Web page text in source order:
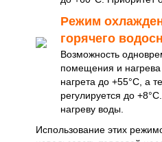
Режим
горячего
Возможность
помещения и
нагрета до +55°C, а
регулируется до
нагреву воды.
Использование этих